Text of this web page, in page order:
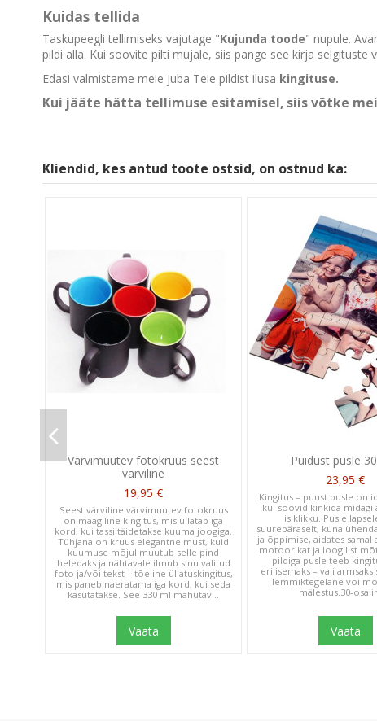
Kuidas tellida
Taskupeegli tellimiseks vajutage "Kujunda toode" nupule.
pildi alla. Kui soovite pilti mujale, siis pange see kirja selgituste
Edasi valmistame meie juba Teie pildist ilusa kingituse.
Kui jääte hätta tellimuse esitamisel, siisvõtke
Mu sõbranna jäi
Indrek T.
Suurepärane
Kliendid, kes antud toote ostsid, on ostnud ka:
Värvimuutev fotokruus seest
värviline
19,95 €
Seest värviline värvimuutev fotokruus
on maagiline kingitus, mis üllatab iga
kord, kui tassi täidetakse kuuma joogiga.
Tühjana on kruus elegantne must, kuid
kuumuse mõjul muutub selle pind
heledaks ja nähtavale ilmub sinu valitud
foto ja/või tekst – tõeline üllatuskingitus,
mis paneb naeratama iga kord, kui seda
kasutatakse. See 330 ml mahutav...
Vaata
Puidust pusle
23,95 €
Kingitus – puust pusle on
kui soovid kinkida midagi
isiklikku. Pusle
suurepäraselt, kuna
ja õppimise, aidates samal
motoorikat ja loogilist
pildiga pusle teeb
erilisemaks – vali
lemmiktegelane või
mälestus.30-
Vaata